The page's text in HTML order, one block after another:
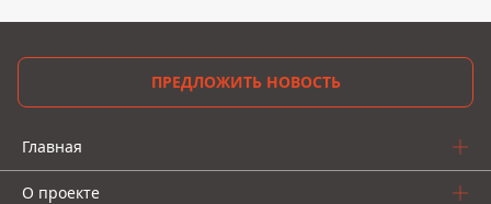
ПРЕДЛОЖИТЬ НОВОСТЬ
Главная
О проекте